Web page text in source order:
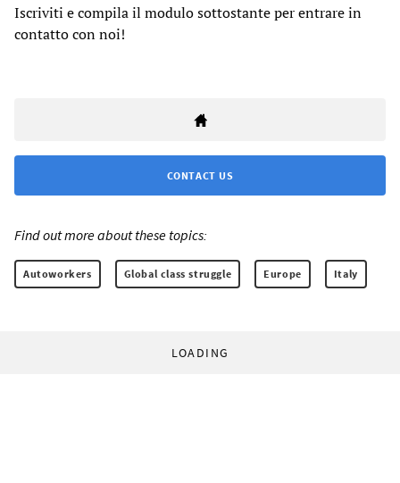
Iscriviti e compila il modulo sottostante per entrare in
contatto con noi!
CONTACT US
Find out more about these topics:
Autoworkers Global class struggle Europe Italy
LOADING